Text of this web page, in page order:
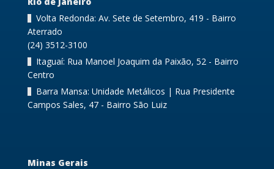
Volta Redonda: Av. Sete de Setembro, 419 - Bairro
Aterrado
(24) 3512-3100
Itaguaí: Rua Manoel Joaquim da Paixão, 52 - Bairro
Centro
Barra Mansa: Unidade Metálicos | Rua Presidente
Campos Sales, 47 - Bairro São Luiz
Minas Gerais